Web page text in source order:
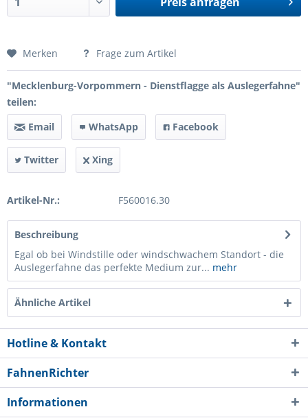
Preis anfragen
Merken Frage zum Artikel
"Mecklenburg-Vorpommern - Dienstflagge als Auslegerfahne"
teilen:
Email
WhatsApp Facebook
Twitter Xing
Artikel-Nr.: F560016.30
Beschreibung
Egal ob bei Windstille oder windschwachem Standort - die
Auslegerfahne das perfekte Medium zur... mehr
Ähnliche Artikel
Hotline & Kontakt
FahnenRichter
Informationen